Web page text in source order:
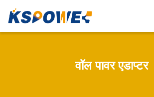
वॉल पावर एडाप्टर